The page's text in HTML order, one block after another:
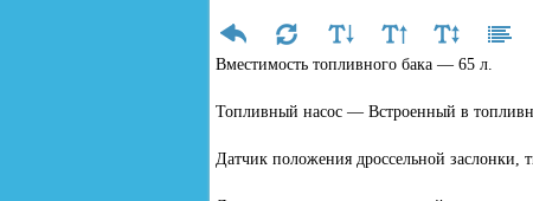
Вместимость топливного бака — 65 л.
Топливный насос — Встроенный в
Датчик положения дроссельной